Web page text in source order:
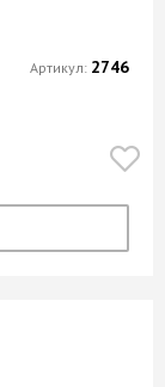
Артикул: 2746